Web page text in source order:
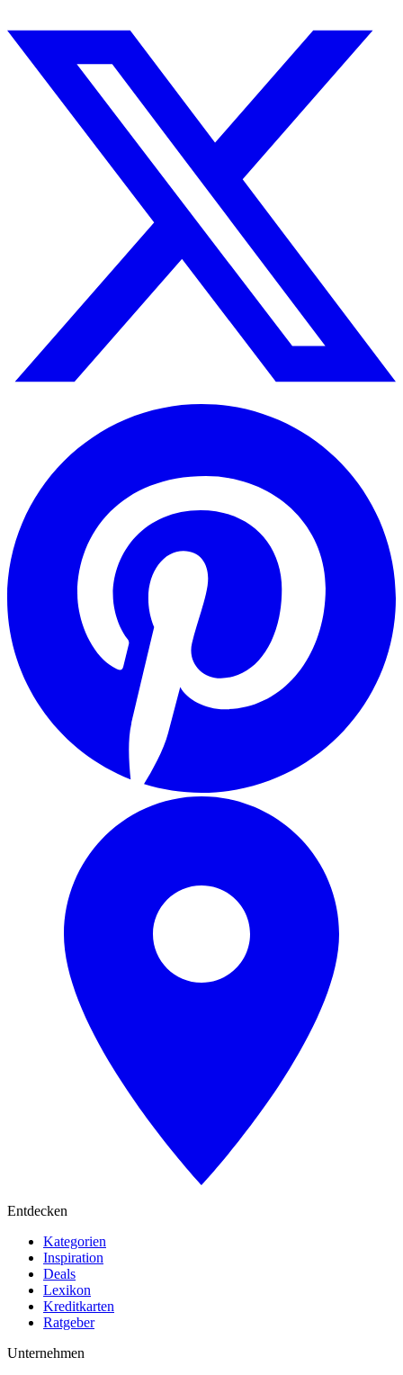
Entdecken
Kategorien
Inspiration
Deals
Lexikon
Kreditkarten
Ratgeber
Unternehmen